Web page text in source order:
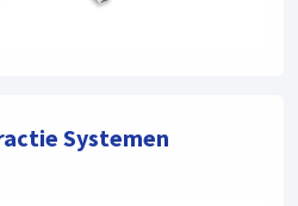
Systemen